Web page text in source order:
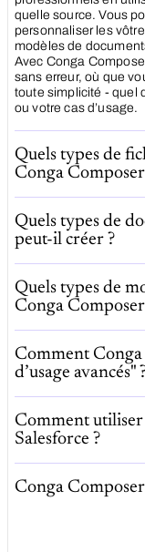
quelle source. Vous
personnaliser les
modèles de
Avec Conga
sans erreur, où que
toute simplicité - quel
ou votre cas d’usage.
Quels types de
Conga
Quels types de
peut-il créer ?
Quels types de
Conga
Comment Conga
d’usage avancés"
Comment utiliser
Salesforce ?
Conga